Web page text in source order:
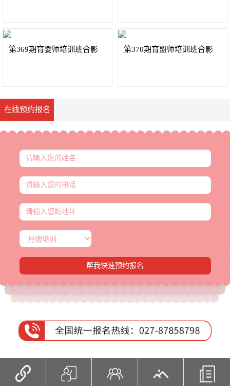
第369期育婴师培训班合影 第370期育盟师培训班合影
在线预约报名
帮我快速预约报名